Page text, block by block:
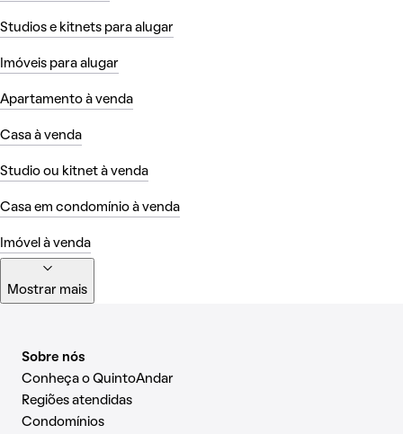
Studios e kitnets para alugar
Imóveis para alugar
Apartamento à venda
Casa à venda
Studio ou kitnet à venda
Casa em condomínio à venda
Imóvel à venda
Mostrar mais
Sobre nós
Conheça o QuintoAndar
Regiões atendidas
Condomínios